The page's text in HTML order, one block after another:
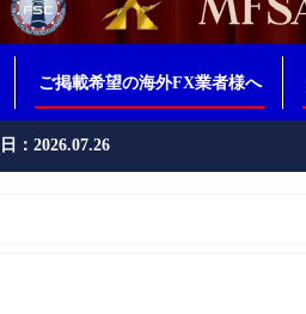
ご掲載希望の海外FX業者様へ
：2026.07.26